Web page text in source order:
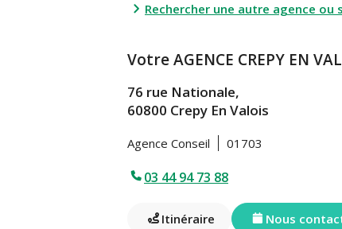
Rechercher une autre agence ou
Votre AGENCE CREPY EN
76 rue Nationale,
60800 Crepy En Valois
Agence Conseil 01703
03 44 94 73 88
Itinéraire Nous